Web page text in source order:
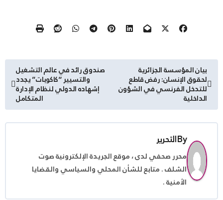
تصفّح
المقالات
بيان المؤسسة الجزائرية
لحقوق الإنسان: رفض قاطع
للتدخل الفرنسي في الشؤون
الداخلية
صندوق رائد في عالم التشغيل
والتسيير “كاكوبات” يجدد
إشهاده الدولي لنظام الإدارة
المتكامل
Byالتحرير
محرر صحفي لدى ، موقع الجريدة الإلكترونية صوت
الشلف . متابع للشأن المحلي والسياسي والقضايا
الأمنية .